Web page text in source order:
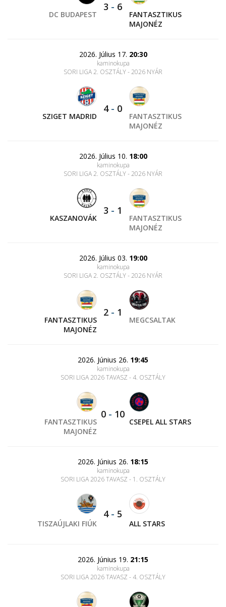
DC BUDAPEST
3 - 6
FANTASZTIKUS
MAJONÉZ
2026. Július 17. 20:30
kaminokupa
SORI LIGA 2. OSZTÁLY - 2026 NYÁR
SZIGET MADRID
4- 0
FANTASZTIKUS
MAJONÉZ
2026. Július 10. 18:00
kaminokupa
SORI LIGA 2. OSZTÁLY - 2026 NYÁR
KASZANOVÁK
3 - 1
FANTASZTIKUS
MAJONÉZ
2026. Július 03. 19:00
kaminokupa
SORI LIGA 2. OSZTÁLY - 2026 NYÁR
FANTASZTIKUS
MAJONÉZ
2 - 1
MEGCSALTAK
2026. Június 26. 19:45
kaminokupa
SORI LIGA 2026 TAVASZ - 4. OSZTÁLY
FANTASZTIKUS
MAJONÉZ
0 - 10
CSEPEL ALL STARS
2026. Június 26. 18:15
kaminokupa
SORI LIGA 2026 TAVASZ - 1. OSZTÁLY
TISZAÚJLAKI FIÚK
4- 5
ALL STARS
2026. Június 19. 21:15
kaminokupa
SORI LIGA 2026 TAVASZ - 4. OSZTÁLY